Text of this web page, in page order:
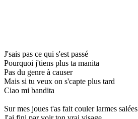
J'sais pas ce qui s'est passé
Pourquoi j'tiens plus ta manita
Pas du genre à causer
Mais si tu veux on s'capte plus tard
Ciao mi bandita
Sur mes joues t'as fait couler larmes salées